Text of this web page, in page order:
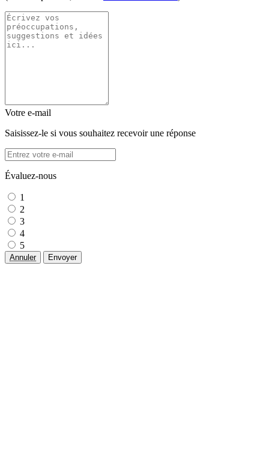
Votre e-mail
Saisissez-le si vous souhaitez recevoir une réponse
Évaluez-nous
1
2
3
4
5
Annuler Envoyer